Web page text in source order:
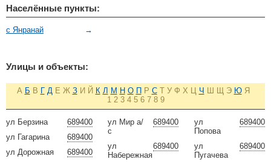
Населённые пункты:
→
с Янранай
Улицы и объекты:
А Б В Г Д Е Ж З И Й К Л М Н О П Р С Т У Ф Х Ц Ч Ш Щ Э Ю Я
1 2 3 4 5 6 7 8 9
689400
ул Берзина
689400
ул Гагарина
689400
ул Дорожная
689400
ул Мир а/
с
689400
ул
Набережная
689400
ул
Попова
689400
ул
Пугачева